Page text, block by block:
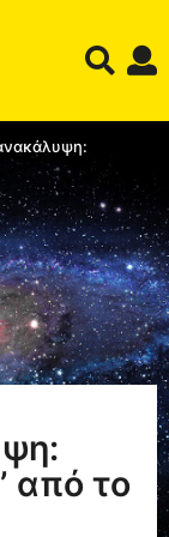
από το